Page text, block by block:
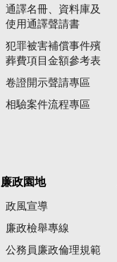
通譯名冊、資料庫及
使用通譯聲請書
犯罪被害補償事件殯
葬費項目金額參考表
卷證開示聲請專區
相驗案件流程專區
廉政園地
政風宣導
廉政檢舉專線
公務員廉政倫理規範